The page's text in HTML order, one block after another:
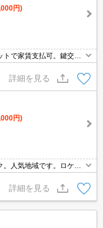
円)
で家賃支払可。鍵交換
です。新生活はこの街、
詳細を見る
円)
人気地域です。ロケー
。久しぶりに空きまし
料使い放題。
詳細を見る